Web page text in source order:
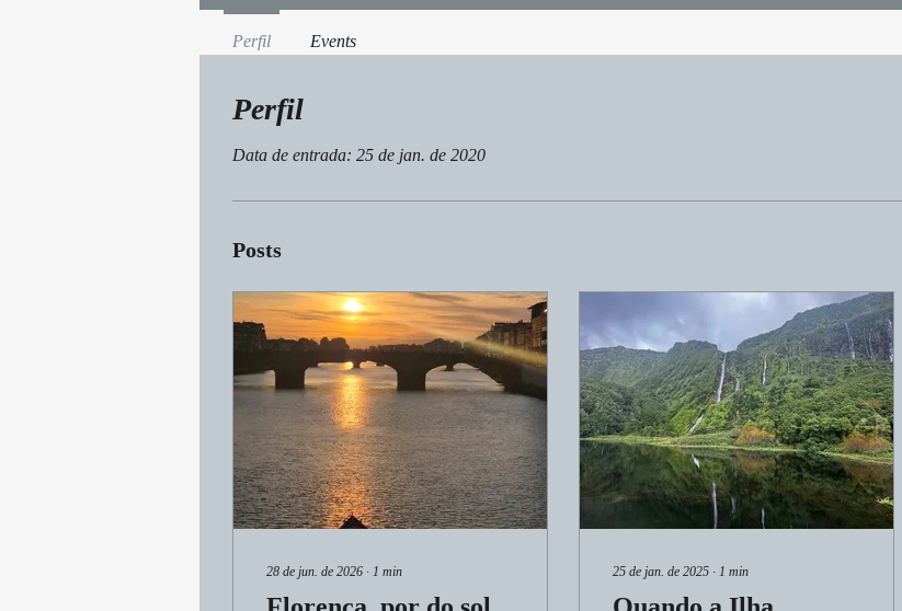
Perfil
Data de entrada: 25 de jan. de 2020
Posts
28 de jun. de 2026 ∙ 1 min 25 de jan. de 2025 ∙ 1 min
Perfil Events